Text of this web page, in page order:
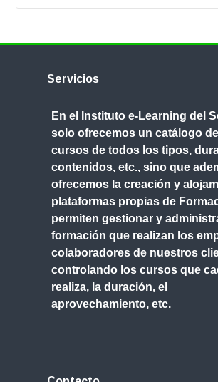
Servicios
En el Instituto e-Learning del
solo ofrecemos uncatálogo de
cursos de todos los tipos,
contenidos, etc., sino que
ofrecemos la creación y
plataformas propias de
permiten gestionar y
formación que realizan los
colaboradores de nuestros
controlando los cursos que
realiza, la duración, el
aprovechamiento, etc.